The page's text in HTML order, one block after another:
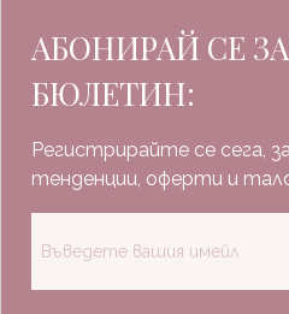
АБОНИРАЙ СЕ
БЮЛЕТИН:
Регистрирайте се сега,
тенденции, оферти и